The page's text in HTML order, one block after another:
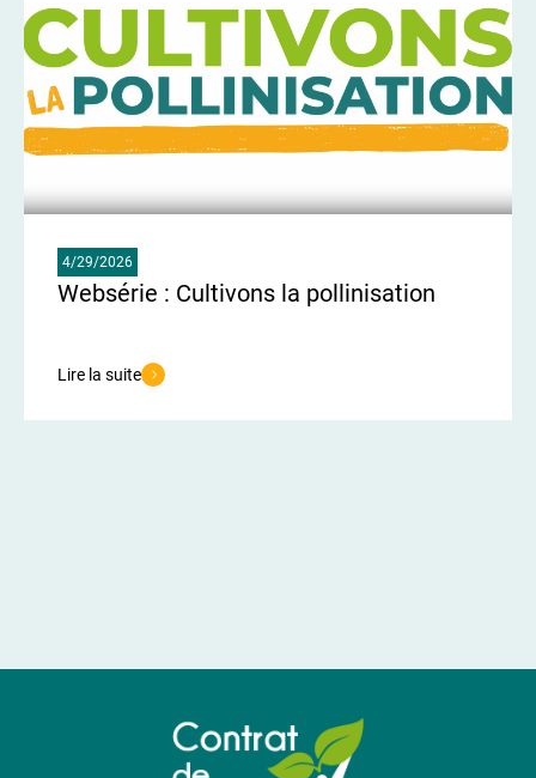
4/29/2026
Websérie : Cultivons la pollinisation
Lire la suite
de l'article Websérie : Cultivons la pollinisation